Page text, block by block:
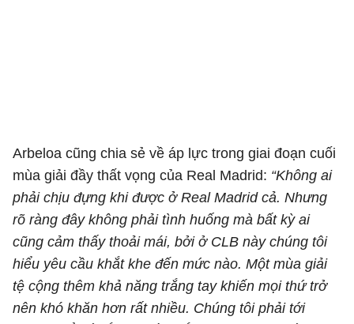
Arbeloa cũng chia sẻ về áp lực trong giai đoạn cuối
mùa giải đầy thất vọng của Real Madrid: “Không ai
phải chịu đựng khi được ở Real Madrid cả. Nhưng
rõ ràng đây không phải tình huống mà bất kỳ ai
cũng cảm thấy thoải mái, bởi ở CLB này chúng tôi
hiểu yêu cầu khắt khe đến mức nào. Một mùa giải
tệ cộng thêm khả năng trắng tay khiến mọi thứ trở
nên khó khăn hơn rất nhiều. Chúng tôi phải tới